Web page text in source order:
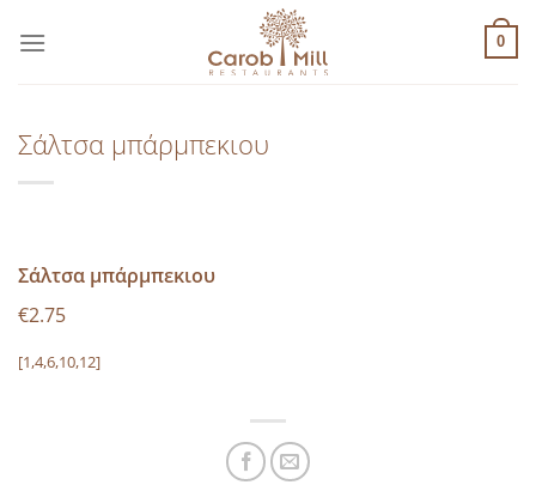
στο
0
Σάλτσα μπάρμπεκιου
Σάλτσα μπάρμπεκιου
€2.75
[1,4,6,10,12]